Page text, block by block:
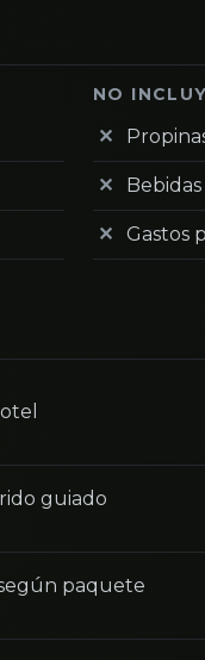
NO
Gastos
guiado
paquete